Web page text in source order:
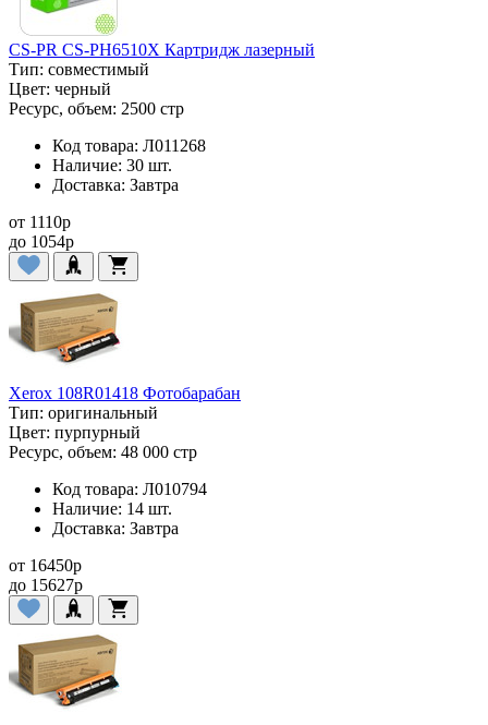
CS-PR CS-PH6510X Картридж лазерный
Тип: совместимый
Цвет: черный
Ресурс, объем: 2500 стр
Код товара: Л011268
Наличие: 30 шт.
Доставка: Завтра
от 1110p
до 1054p
Xerox 108R01418 Фотобарабан
Тип: оригинальный
Цвет: пурпурный
Ресурс, объем: 48 000 стр
Код товара: Л010794
Наличие: 14 шт.
Доставка: Завтра
от 16450p
до 15627p